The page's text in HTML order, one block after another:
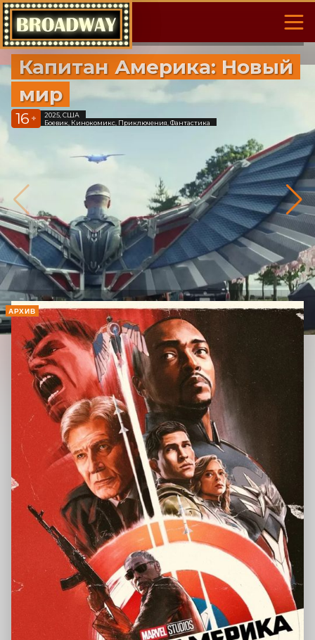
Капитан Америка: Новый
мир
16 +
2025, США
Боевик, Кинокомикс, Приключения, Фантастика
АРХИВ